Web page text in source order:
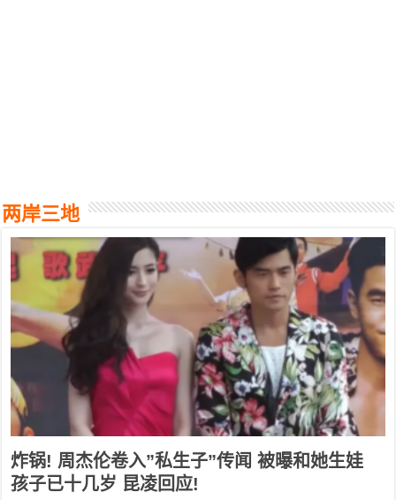
两岸三地
炸锅! 周杰伦卷入”私生子”传闻 被曝和她生娃
孩子已十几岁 昆凌回应!